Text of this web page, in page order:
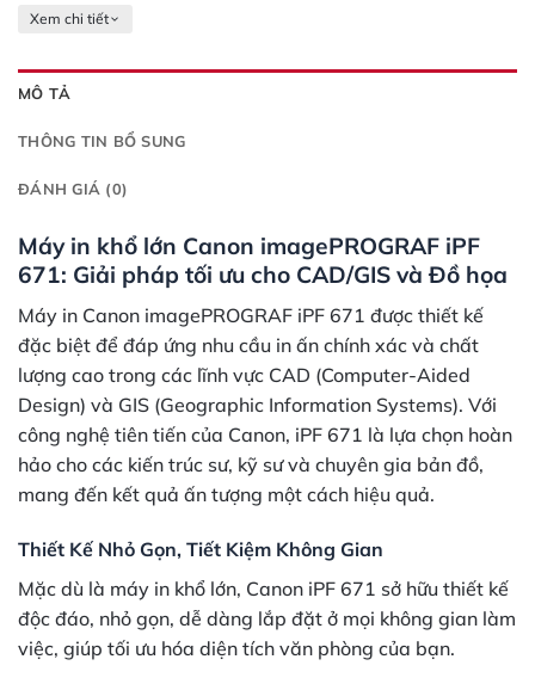
Xem chi tiết
MÔ TẢ
THÔNG TIN BỔ SUNG
ĐÁNH GIÁ (0)
Máy in khổ lớn Canon imagePROGRAF iPF
671: Giải pháp tối ưu cho CAD/GIS và Đồ họa
Máy in Canon imagePROGRAF iPF 671 được thiết kế
đặc biệt để đáp ứng nhu cầu in ấn chính xác và chất
lượng cao trong các lĩnh vực CAD (Computer-Aided
Design) và GIS (Geographic Information Systems). Với
công nghệ tiên tiến của Canon, iPF 671 là lựa chọn hoàn
hảo cho các kiến trúc sư, kỹ sư và chuyên gia bản đồ,
mang đến kết quả ấn tượng một cách hiệu quả.
Thiết Kế Nhỏ Gọn, Tiết Kiệm Không Gian
Mặc dù là máy in khổ lớn, Canon iPF 671 sở hữu thiết kế
độc đáo, nhỏ gọn, dễ dàng lắp đặt ở mọi không gian làm
việc, giúp tối ưu hóa diện tích văn phòng của bạn.